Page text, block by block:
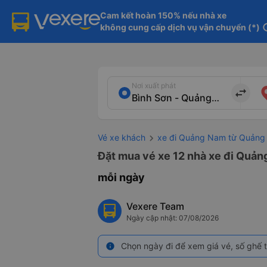
Cam kết hoàn 150% nếu nhà xe
không cung cấp dịch vụ vận chuyển (*)
Nơi xuất phát
import_export
Vé xe khách xe đi Quảng Nam từ
Đặt mua vé xe 12 nhà xe đi
mỗi ngày
Vexere Team
Ngày cập nhật: 07/08/2026
info Chọn ngày đi để xem giá vé, số